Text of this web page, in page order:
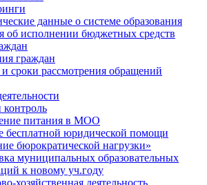
данные о системе образования
об исполнении бюджетных средств
граждан
сроки рассмотрения обращений
контроль
питания в МОО
бесплатной юридической помощи
бюрократической нагрузки»
муниципальных образовательных
к новому уч.году